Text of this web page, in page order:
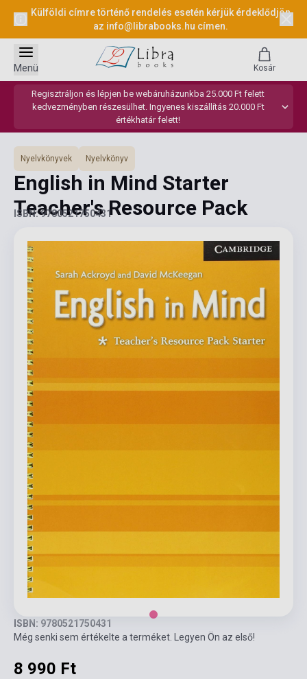
Külföldi címre történő rendelés esetén kérjük érdeklődjön
az info@librabooks.hu címen.
Regisztráljon és lépjen be webáruházunkba 25.000 Ft felett
kedvezményben részesülhet. Ingyenes kiszállítás 20.000 Ft
értékhatár felett!
Menü Kosár
Nyelvkönyvek Nyelvkönyv
English in Mind Starter
Teacher's Resource Pack
ISBN: 9780521750431
ISBN: 9780521750431
Még senki sem értékelte a terméket. Legyen Ön az első!
8 990 Ft